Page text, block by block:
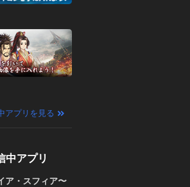
アプリを見る
中アプリ
ア・スフィア〜